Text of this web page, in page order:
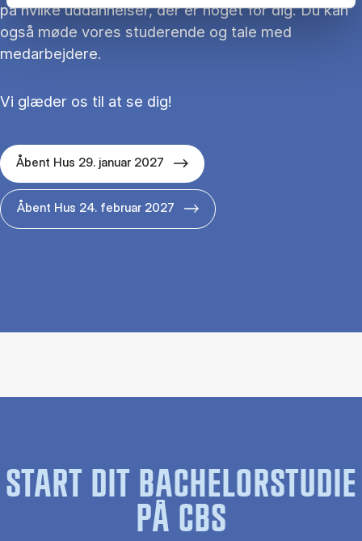
på hvilke uddannelser, der er noget for dig. Du kan
også møde vores studerende og tale med
medarbejdere.
Vi glæder os til at se dig!
Åbent Hus 29. januar 2027
Åbent Hus 24. februar 2027
START DIT BACHELORSTUDIE
PÅ CBS